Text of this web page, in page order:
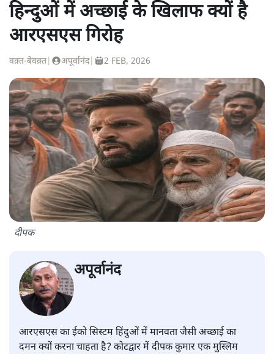
हिन्दुओं में अच्छाई के खिलाफ क्यों है
आरएसएस गिरोह
वक़्त-बेवक़्त अपूर्वानंद| 2 FEB, 2026
दीपक
अपूर्वानंद
आरएसएस का ईको सिस्टम हिंदुओं में मानवता जैसी अच्छाई का
दमन क्यों करना चाहता है? कोटद्वार में दीपक कुमार एक मुस्लिम